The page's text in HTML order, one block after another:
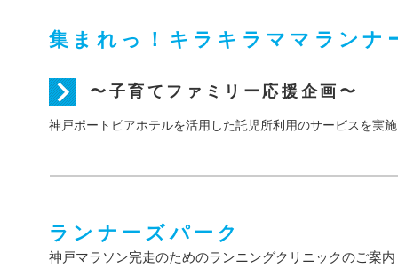
集まれっ！キラキラママランナ
〜子育てファミリー応援企画〜
神戸ポートピアホテルを活用した託児所利用のサービスを実
ランナーズパーク
神戸マラソン完走のためのランニングクリニックのご案内